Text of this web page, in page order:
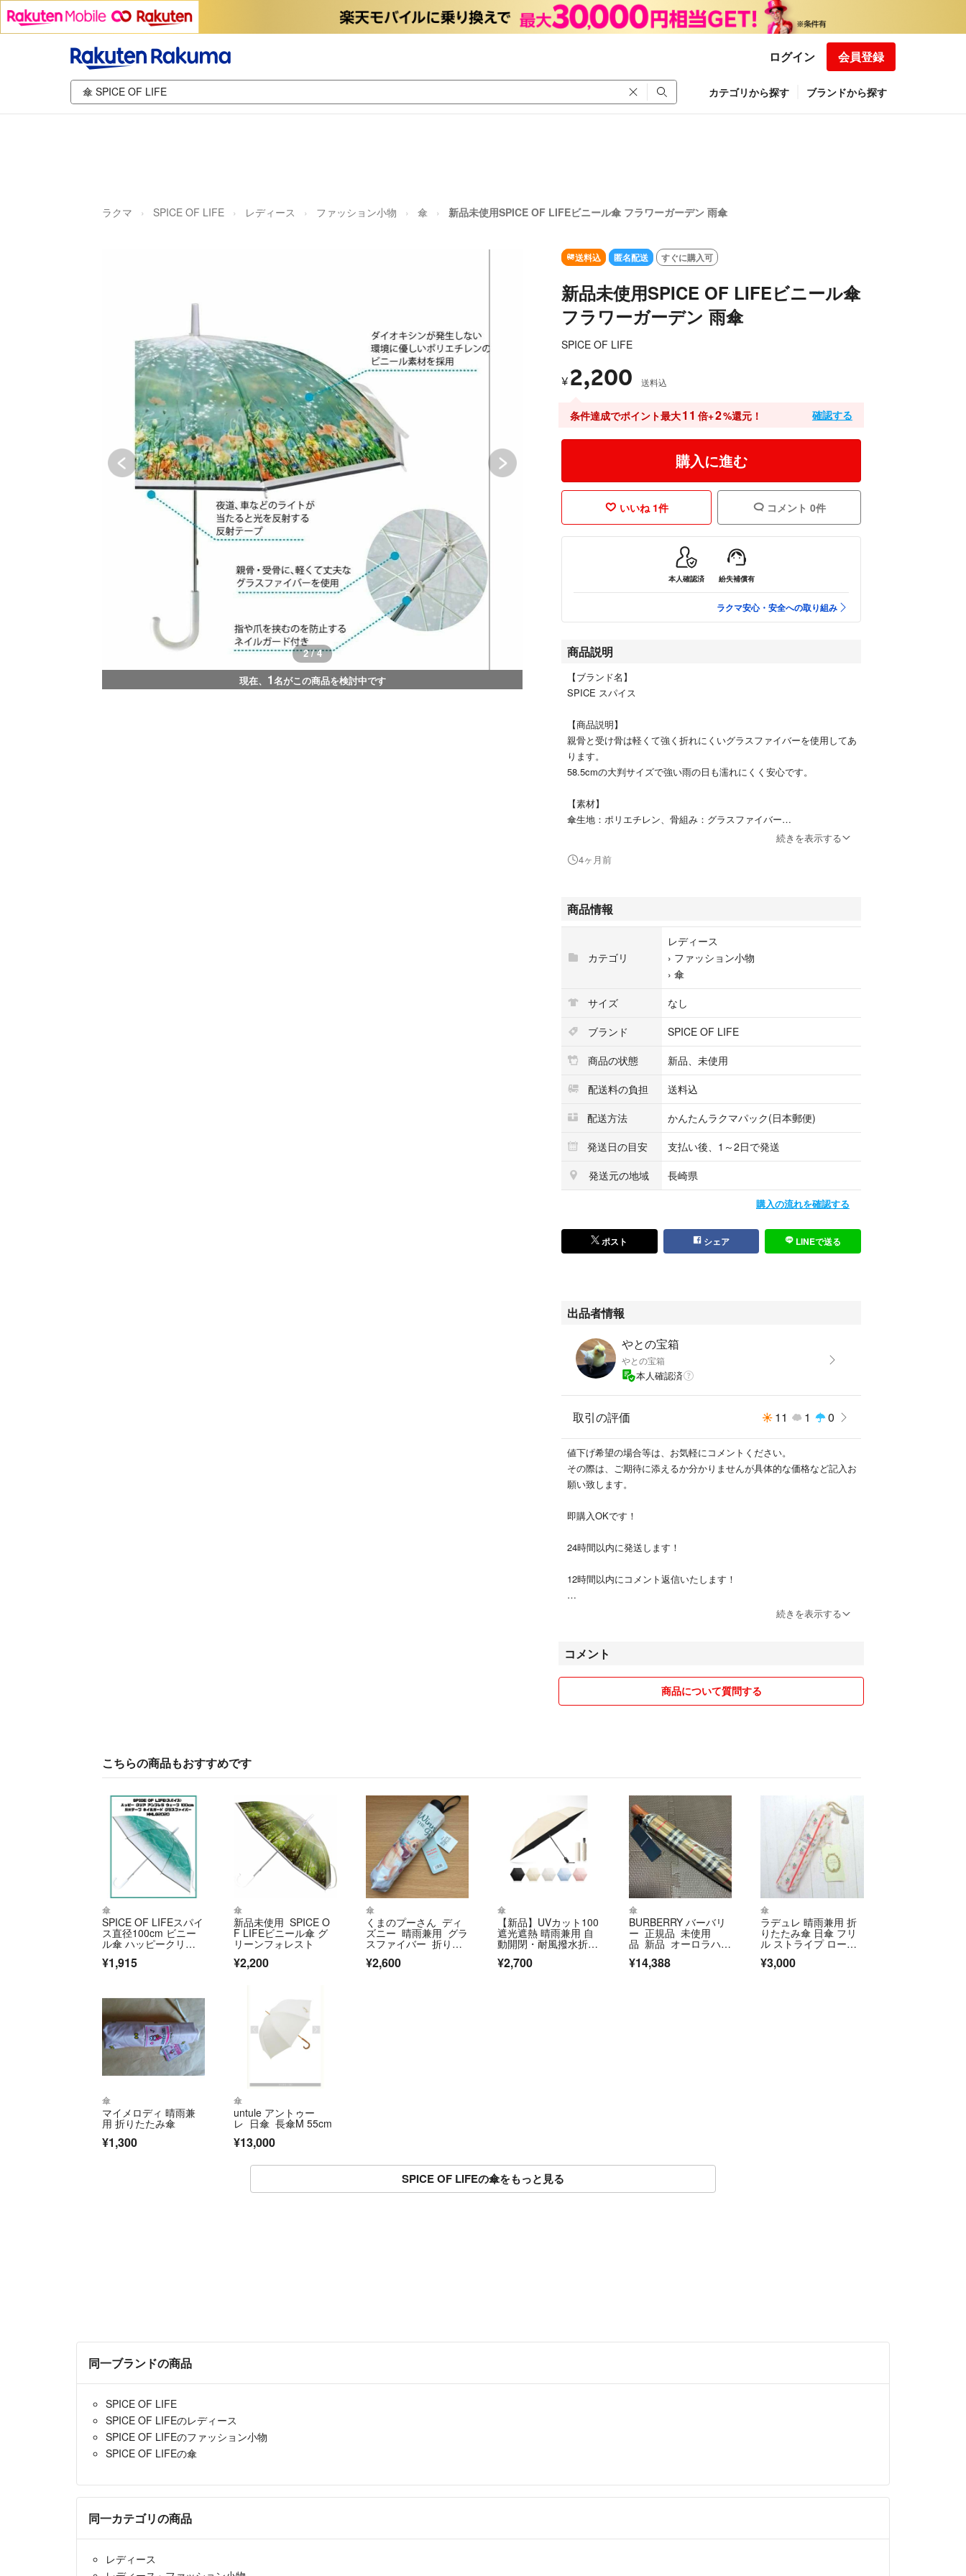
ログイン 会員登録
カテゴリから探す ブランドから探す
ラクマ SPICE OF LIFE レディース ファッション小物 傘 新品未使用SPICE OF LIFEビニール傘 フラワーガーデン 雨傘
3 / 4
現在、 1名がこの商品を検討中です
送料込 匿名配送 すぐに購入可
新品未使用SPICE OF LIFEビニール傘
フラワーガーデン 雨傘
SPICE OF LIFE
¥ 2,200 送料込
条件達成でポイント最大11 倍+2%還元！ 確認する
購入に進む
いいね 1件 コメント 0件
本人確認済 紛失補償有
ラクマ安心・安全への取り組み
商品説明
【ブランド名】
SPICE スパイス
【商品説明】
親骨と受け骨は軽くて強く折れにくいグラスファイバーを使用してあ
ります。
58.5cmの大判サイズで強い雨の日も濡れにくく安心です。
【素材】
傘生地：ポリエチレン、骨組み：グラスファイバー
[親骨の長さ]約58.5cm、[直径]約100cm、[全長]約82cm
生じる場合がございます。ご了承ください。
約320g
続きを表示する
4ヶ月前
商品情報
カテゴリ
レディース
› ファッション小物
› 傘
サイズ
なし
ブランド
SPICE OF LIFE
商品の状態
新品、未使用
配送料の負担
送料込
配送方法
かんたんラクマパック(日本郵便)
発送日の目安
支払い後、1～2日で発送
発送元の地域
長崎県
購入の流れを確認する
ポスト シェア LINEで送る
出品者情報
やとの宝箱
やとの宝箱
本人確認済
取引の評価 11 1 0
値下げ希望の場合等は、お気軽にコメントください。
その際は、ご期待に添えるか分かりませんが具体的な価格など記入お
願い致します。
即購入OKです！
24時間以内に発送します！
12時間以内にコメント返信いたします！
よろしくお願いします！
続きを表示する
コメント
商品について質問する
こちらの商品もおすすめです
傘
SPICE OF LIFEスパイ
ス直径100cm ビニー
ル傘 ハッピークリア
¥1,915
傘
新品未使用 SPICE O
F LIFEビニール傘 グ
リーンフォレスト
¥2,200
傘
くまのプーさん ディ
ズニー 晴雨兼用 グラ
スファイバー 折り畳
¥2,600
傘
【新品】UVカット100
遮光遮熱 晴雨兼用 自
動開閉・耐風撥水折り
¥2,700
傘
BURBERRY バーバリ
ー 正規品 未使用
品 新品 オーロラハー
たみ傘 希少 ブランド
¥14,388
傘
ラデュレ 晴雨兼用 折
りたたみ傘 日傘 フリ
ル ストライプ ロー
¥3,000
傘
マイメロディ 晴雨兼
用 折りたたみ傘
¥1,300
傘
untule アントゥー
レ 日傘 長傘M 55cm
¥13,000
SPICE OF LIFEの傘をもっと見る
同一ブランドの商品
SPICE OF LIFE
SPICE OF LIFEのレディース
SPICE OF LIFEのファッション小物
SPICE OF LIFEの傘
同一カテゴリの商品
レディース